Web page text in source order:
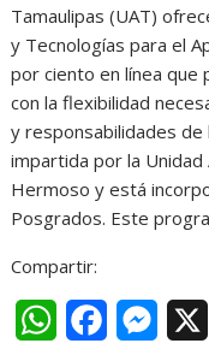
s
A
p
b
o
o
e
n
g
r
Tamaulipas (UAT)
y Tecnologías para el
por ciento en línea que
con la flexibilidad
y responsabilidades de
impartida por la Unidad
Hermoso y está
Posgrados. Este
Compartir:
W
M